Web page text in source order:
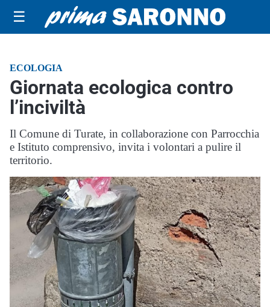
☰
ECOLOGIA
Giornata ecologica contro
l’inciviltà
Il Comune di Turate, in collaborazione con Parrocchia
e Istituto comprensivo, invita i volontari a pulire il
territorio.